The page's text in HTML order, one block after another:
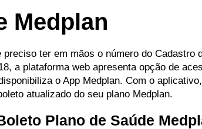
Medplan
preciso ter em mãos o número do Cadastro
a plataforma web apresenta opção de
o App Medplan. Com o
atualizado do seu plano Medplan.
Plano de Saúde